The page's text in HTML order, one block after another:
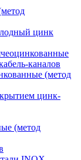
цинк
каналов
(метод
цинк-
(метод